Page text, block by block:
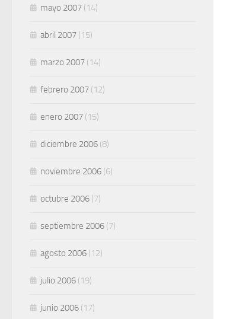
mayo 2007 (14)
abril 2007 (15)
marzo 2007 (14)
febrero 2007 (12)
enero 2007 (15)
diciembre 2006 (8)
noviembre 2006 (6)
octubre 2006 (7)
septiembre 2006 (7)
agosto 2006 (12)
julio 2006 (19)
junio 2006 (17)